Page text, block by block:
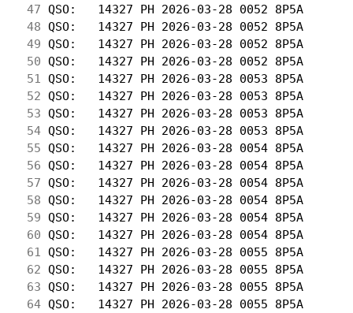
47 QSO:   14327 PH 2026-03-28 0052
48 QSO:   14327 PH 2026-03-28 0052
49 QSO:   14327 PH 2026-03-28 0052
50 QSO:   14327 PH 2026-03-28 0052
51
QSO:   14327 PH 2026-03-28 0053
52 QSO:   14327 PH 2026-03-28 0053
53 QSO:   14327 PH 2026-03-28 0053
54 QSO:   14327 PH 2026-03-28 0053
55 QSO:   14327 PH 2026-03-28 0054
56 QSO:   14327 PH 2026-03-28 0054
57 QSO:   14327 PH 2026-03-28 0054
58 QSO:   14327 PH 2026-03-28 0054
59 QSO:   14327 PH 2026-03-28 0054
60 QSO:   14327 PH 2026-03-28 0054
61
QSO:   14327 PH 2026-03-28 0055
62 QSO:   14327 PH 2026-03-28 0055
63 QSO:   14327 PH 2026-03-28 0055
64 QSO:   14327 PH 2026-03-28 0055